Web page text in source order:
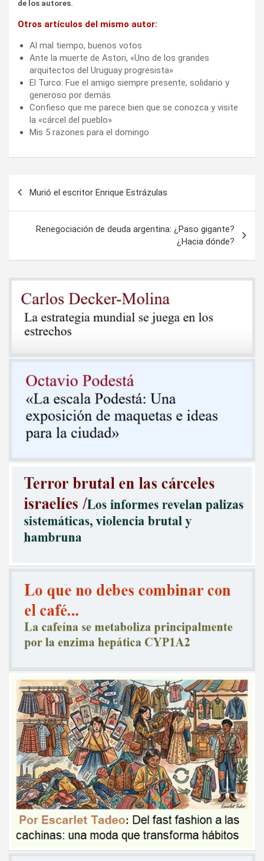
de los autores.
Otros artículos del mismo autor:
Al mal tiempo, buenos votos
Ante la muerte de Astori, «Uno de los grandes
arquitectos del Uruguay progresista»
El Turco: Fue el amigo siempre presente, solidario y
generoso por demás
Confieso que me parece bien que se conozca y visite
la «cárcel del pueblo»
Mis 5 razones para el domingo
entradas
Murió el escritor Enrique Estrázulas
Renegociación de deuda argentina: ¿Paso gigante?
¿Hacia dónde?